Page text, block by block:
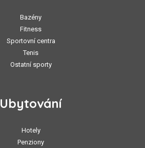
Bazény
Fitness
Sportovní centra
Tenis
Ostatní sporty
Ubytování
Hotely
Penziony